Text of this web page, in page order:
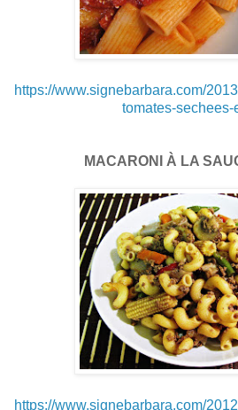
https://www.signebarbara.com/
tomates-sechees-
MACARONI À LA
https://www.signebarbara.com/